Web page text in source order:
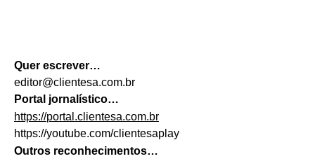
Quer escrever…
editor@clientesa.com.br
Portal jornalístico…
https://portal.clientesa.com.br
https://youtube.com/clientesaplay
Outros reconhecimentos…